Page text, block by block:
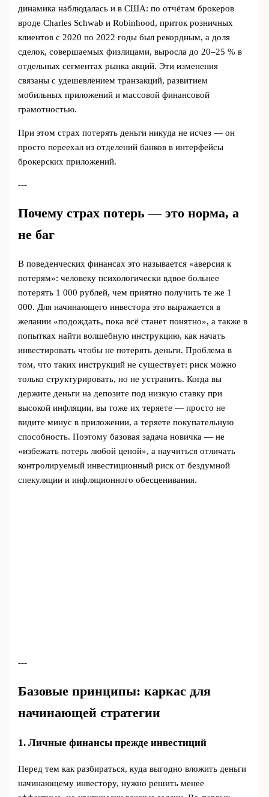
динамика наблюдалась и в США: по отчётам брокеров
вроде Charles Schwab и Robinhood, приток розничных
клиентов с 2020 по 2022 годы был рекордным, а доля
сделок, совершаемых физлицами, выросла до 20–25 % в
отдельных сегментах рынка акций. Эти изменения
связаны с удешевлением транзакций, развитием
мобильных приложений и массовой финансовой
грамотностью.
При этом страх потерять деньги никуда не исчез — он
просто переехал из отделений банков в интерфейсы
брокерских приложений.
---
Почему страх потерь — это норма, а
не баг
В поведенческих финансах это называется «аверсия к
потерям»: человеку психологически вдвое больнее
потерять 1 000 рублей, чем приятно получить те же 1
000. Для начинающего инвестора это выражается в
желании «подождать, пока всё станет понятно», а также в
попытках найти волшебную инструкцию, как начать
инвестировать чтобы не потерять деньги. Проблема в
том, что таких инструкций не существует: риск можно
только структурировать, но не устранить. Когда вы
держите деньги на депозите под низкую ставку при
высокой инфляции, вы тоже их теряете — просто не
видите минус в приложении, а теряете покупательную
способность. Поэтому базовая задача новичка — не
«избежать потерь любой ценой», а научиться отличать
контролируемый инвестиционный риск от бездумной
спекуляции и инфляционного обесценивания.
---
Базовые принципы: каркас для
начинающей стратегии
1. Личные финансы прежде инвестиций
Перед тем как разбираться, куда выгодно вложить деньги
начинающему инвестору, нужно решить менее